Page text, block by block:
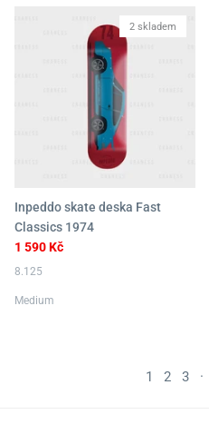
2 skladem
Inpeddo skate deska Fast
Classics 1974
1 590 Kč
8.125
Medium
1 2 3 ·